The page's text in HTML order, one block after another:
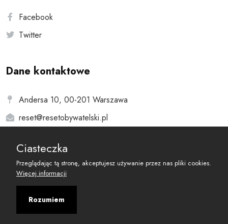
Facebook
Twitter
Dane kontaktowe
Andersa 10, 00-201 Warszawa
reset@resetobywatelski.pl
Ciasteczka
Przeglądając tą stronę, akceptujesz używanie przez nas pliki cookies.
Więcej informacji
Rozumiem